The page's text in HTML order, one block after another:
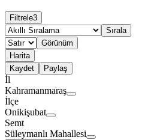
Filtrele3
Sırala
Görünüm
Harita
Kaydet
Paylaş
İl
Kahramanmaraş
İlçe
Onikişubat
Semt
Süleymanlı Mahallesi